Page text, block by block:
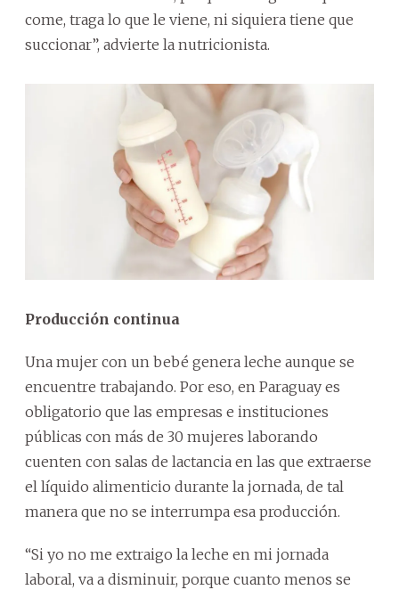
come, traga lo que le viene, ni siquiera tiene que
succionar”, advierte la nutricionista.
Producción continua
Una mujer con un bebé genera leche aunque se
encuentre trabajando. Por eso, en Paraguay es
obligatorio que las empresas e instituciones
públicas con más de 30 mujeres laborando
cuenten con salas de lactancia en las que extraerse
el líquido alimenticio durante la jornada, de tal
manera que no se interrumpa esa producción.
“Si yo no me extraigo la leche en mi jornada
laboral, va a disminuir, porque cuanto menos se